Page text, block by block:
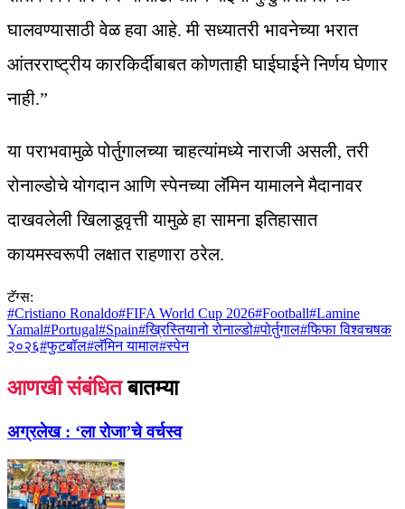
घालवण्यासाठी वेळ हवा आहे. मी सध्यातरी भावनेच्या भरात
आंतरराष्ट्रीय कारकिर्दीबाबत कोणताही घाईघाईने निर्णय घेणार
नाही.”
या पराभवामुळे पोर्तुगालच्या चाहत्यांमध्ये नाराजी असली, तरी
रोनाल्डोचे योगदान आणि स्पेनच्या लॅमिन यामालने मैदानावर
दाखवलेली खिलाडूवृत्ती यामुळे हा सामना इतिहासात
कायमस्वरूपी लक्षात राहणारा ठरेल.
टॅग्स:
#Cristiano Ronaldo#FIFA World Cup 2026#Football#Lamine
Yamal#Portugal#Spain#ख्रिस्तियानो रोनाल्डो#पोर्तुगाल#फिफा विश्वचषक
२०२६#फुटबॉल#लॅमिन यामाल#स्पेन
आणखी संबंधित बातम्या
अग्रलेख : ‘ला रोजा’चे वर्चस्व